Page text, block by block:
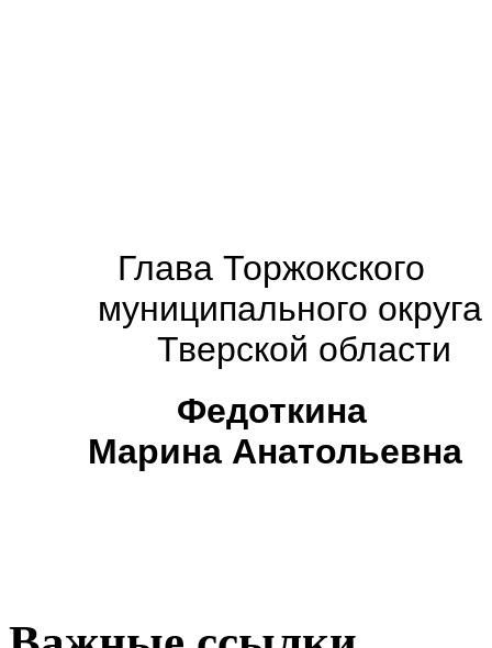
Глава Торжокского
муниципального округа
Тверской области
Федоткина
Марина Анатольевна